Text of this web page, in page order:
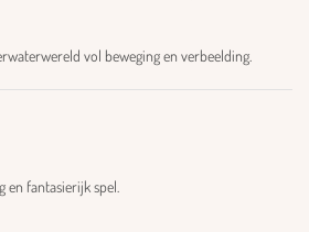
vol beweging en verbeelding.
fantasierijk spel.